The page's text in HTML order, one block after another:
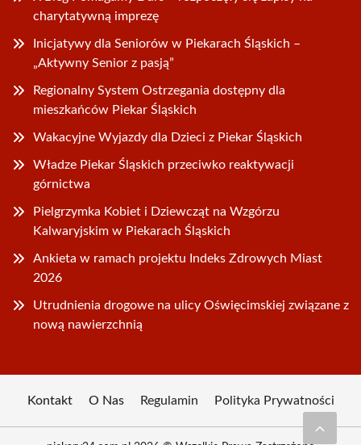
charytatywną imprezę
Inicjatywy dla Seniorów w Piekarach Śląskich –
„Aktywny Senior z pasją”
Regionalny System Ostrzegania dostępny dla
mieszkańców Piekar Śląskich
Wakacyjne Wyjazdy dla Dzieci z Piekar Śląskich
Władze Piekar Śląskich przeciwko reaktywacji
górnictwa
Pielgrzymka Kobiet i Dziewcząt na Wzgórzu
Kalwaryjskim w Piekarach Śląskich
Ankieta w ramach projektu Indeks Zdrowych Miast
2026
Utrudnienia drogowe na ulicy Oświęcimskiej związane z
nową nawierzchnią
Kontakt O Nas Regulamin Polityka Prywatności